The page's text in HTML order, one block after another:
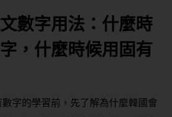
數字用法：什麼時
，什麼時候用固有
字的學習前，先了解為什麼韓國會